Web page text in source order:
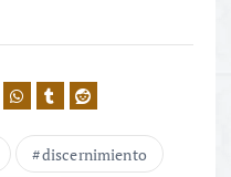
discernimiento